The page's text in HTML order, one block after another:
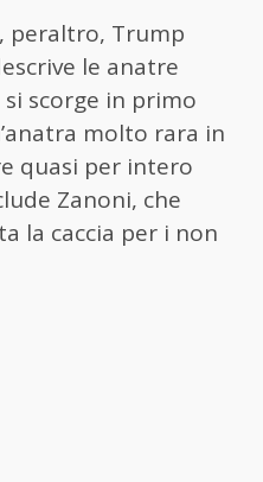
peraltro, Trump
le anatre
scorge in primo
molto rara in
quasi per intero
Zanoni, che
la caccia per i non